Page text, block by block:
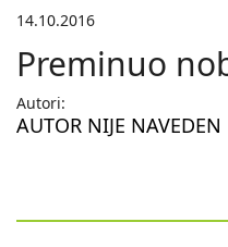
14.10.2016
Preminuo
Autori:
AUTOR NIJE NAVEDEN